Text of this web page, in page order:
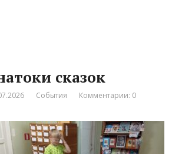
сказок
События Комментарии: 0